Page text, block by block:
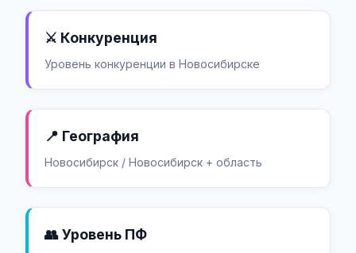
⚔️ Конкуренция
Уровень конкуренции в Новосибирске
📍 География
Новосибирск / Новосибирск + область
👥 Уровень ПФ